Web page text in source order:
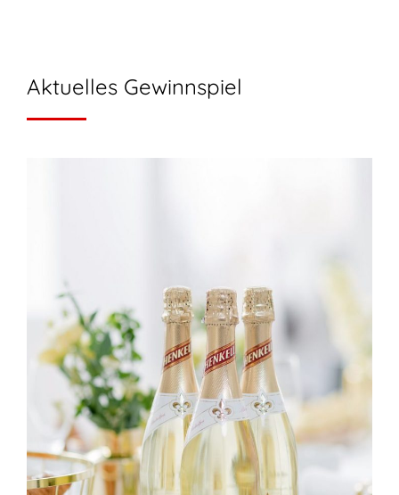
Aktuelles Gewinnspiel